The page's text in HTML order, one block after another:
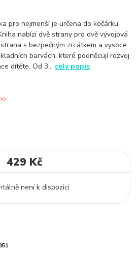
pro nejmenší je určena do kočárku,
nabízí dvě strany pro dvě vývojová
s bezpečným zrcátkem a vysoce
barvách, které podněcují rozvoj
dítěte. Od 3... celý popis
429 Kč
není k dispozici